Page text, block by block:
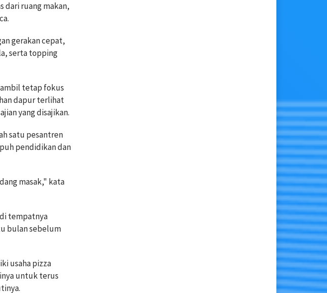
dari ruang makan,
gerakan cepat,
serta topping
tetap fokus
dapur terlihat
yang disajikan.
satu pesantren
pendidikan dan
masak," kata
tempatnya
bulan sebelum
usaha pizza
untuk terus